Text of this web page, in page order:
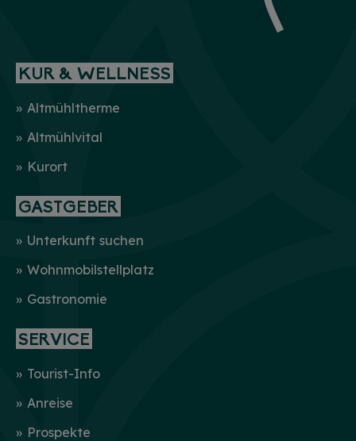
KUR & WELLNESS
Altmühltherme
Altmühlvital
Kurort
GASTGEBER
Unterkunft suchen
Wohnmobilstellplatz
Gastronomie
SERVICE
Tourist-Info
Anreise
Prospekte